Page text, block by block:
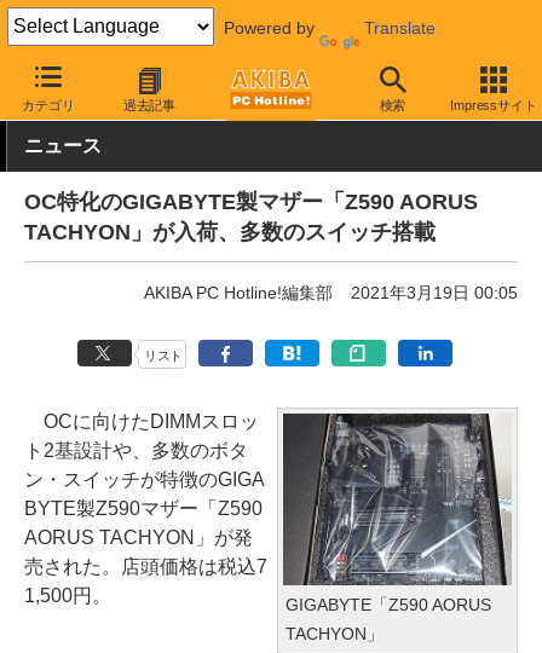
Powered by Translate
カテゴリ 過去記事 検索 Impressサイト
AKIBA PC Hotline! PCパーツ マザーボード GIGABYTE
ニュース
OC特化のGIGABYTE製マザー「Z590 AORUS
TACHYON」が入荷、多数のスイッチ搭載
AKIBA PC Hotline!編集部 2021年3月19日 00:05
リスト
GIGABYTE「Z590 AORUS
TACHYON」
OCに向けたDIMMスロッ
ト2基設計や、多数のボタ
ン・スイッチが特徴のGIGA
BYTE製Z590マザー「Z590
AORUS TACHYON」が発
売された。店頭価格は税込7
1,500円。